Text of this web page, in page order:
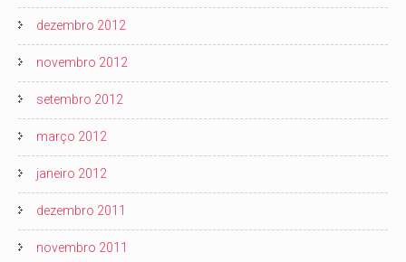
dezembro 2012
novembro 2012
setembro 2012
março 2012
janeiro 2012
dezembro 2011
novembro 2011